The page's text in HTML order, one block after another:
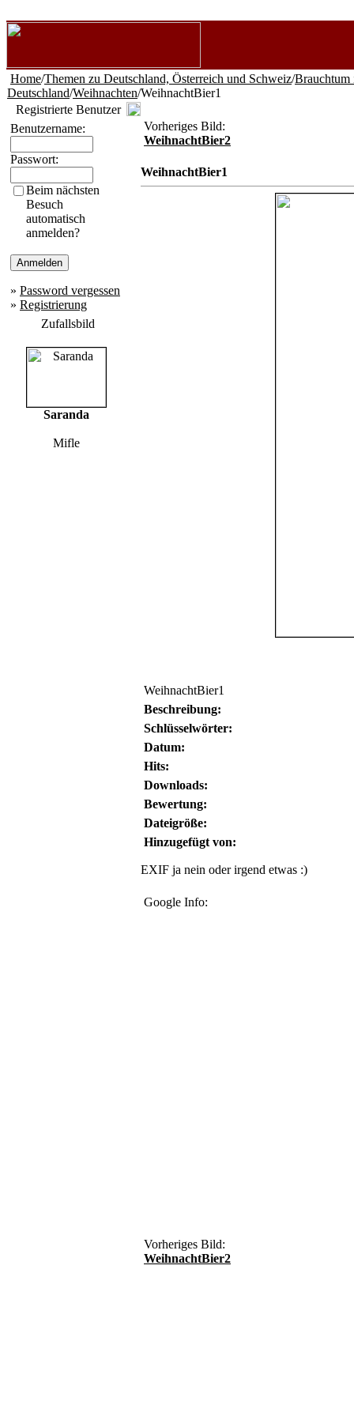
Home/Themen zu Deutschland, Österreich und Schweiz/Brauchtum
Deutschland/Weihnachten/WeihnachtBier1
Registrierte Benutzer
Benutzername:
Passwort:
Beim nächsten
Besuch
automatisch
anmelden?
» Password vergessen
» Registrierung
Zufallsbild
Saranda
Mifle
Vorheriges Bild:
WeihnachtBier2
WeihnachtBier1
WeihnachtBier1
Beschreibung:
Schlüsselwörter:
Datum:
Hits:
Downloads:
Bewertung:
Dateigröße:
Hinzugefügt von:
EXIF ja nein oder irgend etwas :)
Google Info:
Vorheriges Bild:
WeihnachtBier2